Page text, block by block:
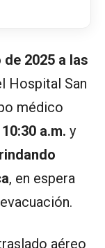
de 2025 a las
Hospital San
médico
a.m. y
, en espera
aéreo